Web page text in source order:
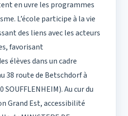
en uvre les programmes
L’école participe à la vie
des liens avec les acteurs
favorisant
élèves dans un cadre
38 route de Betschdorf à
Au cur du
Grand Est, accessibilité